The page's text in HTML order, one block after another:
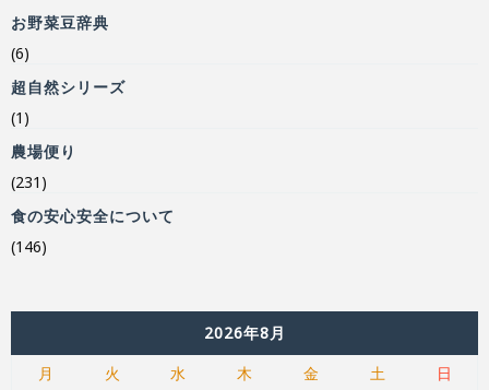
お野菜豆辞典
(6)
超自然シリーズ
(1)
農場便り
(231)
食の安心安全について
(146)
2026年8月
月
火 水 木 金 土 日